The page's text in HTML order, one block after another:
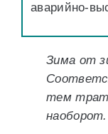
аварийно-
Зима от
тем
наоборот.